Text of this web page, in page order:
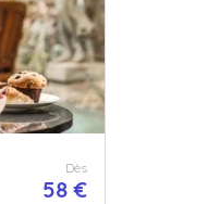
Dès
58 €